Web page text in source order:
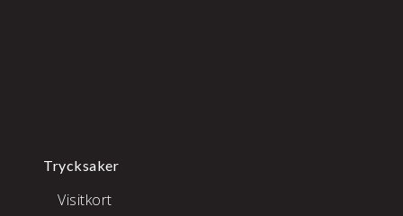
Trycksaker
Visitkort